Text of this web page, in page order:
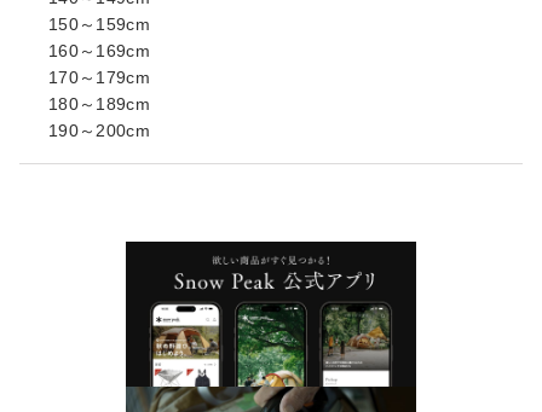
150～159cm
160～169cm
170～179cm
180～189cm
190～200cm